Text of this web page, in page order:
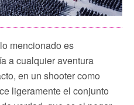
mencionado es
a cualquier aventura
en un shooter como
ligeramente el conjunto